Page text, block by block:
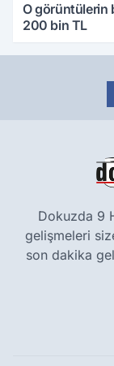
O görüntülerin
200 bin TL
Dokuzda 9
gelişmeleri
son dakika